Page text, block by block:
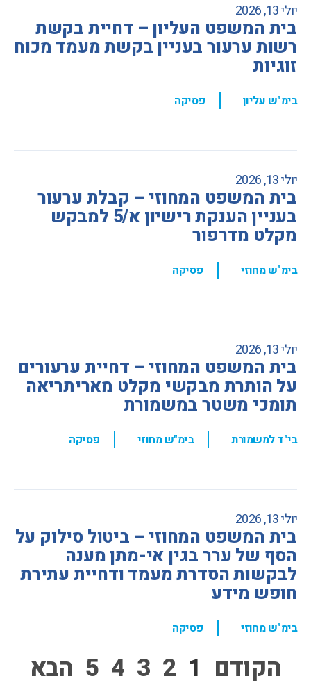
יולי 13, 2026
בית המשפט העליון – דחיית בקשת
רשות ערעור בעניין בקשת מעמד מכוח
זוגיות
בימ"ש עליון , פסיקה
יולי 13, 2026
בית המשפט המחוזי – קבלת ערעור
בעניין הענקת רישיון א/5 למבקש
מקלט מדרפור
בימ"ש מחוזי , פסיקה
יולי 13, 2026
בית המשפט המחוזי – דחיית ערעורים
על הותרת מבקשי מקלט מאריתריאה
תומכי משטר במשמורת
בי"ד למשמורת בימ"ש מחוזי , פסיקה
יולי 13, 2026
בית המשפט המחוזי – ביטול סילוק על
הסף של ערר בגין אי-מתן מענה
לבקשות הסדרת מעמד ודחיית עתירת
חופש מידע
בימ"ש מחוזי , פסיקה
הקודם 1
2
3
4
5 הבא